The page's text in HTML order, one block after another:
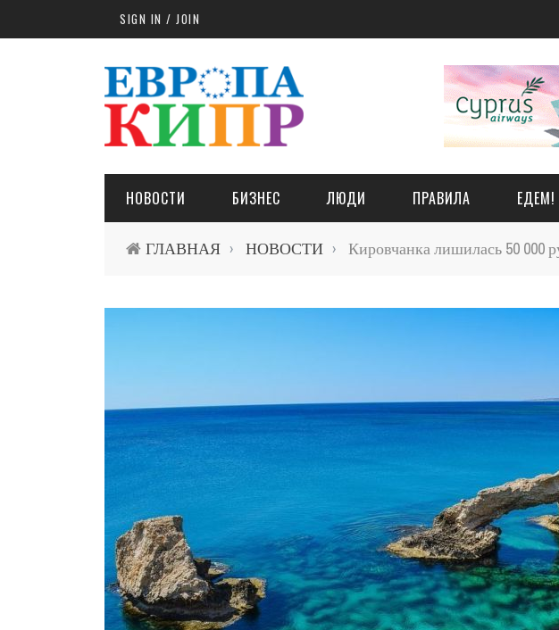
Skip to main contentSIGN IN / JOIN
НОВОСТИ БИЗНЕС ЛЮДИ ПРАВИЛА ЕДЕМ!
ГЛАВНАЯ › НОВОСТИ › Кировчанка лишилась 50 000